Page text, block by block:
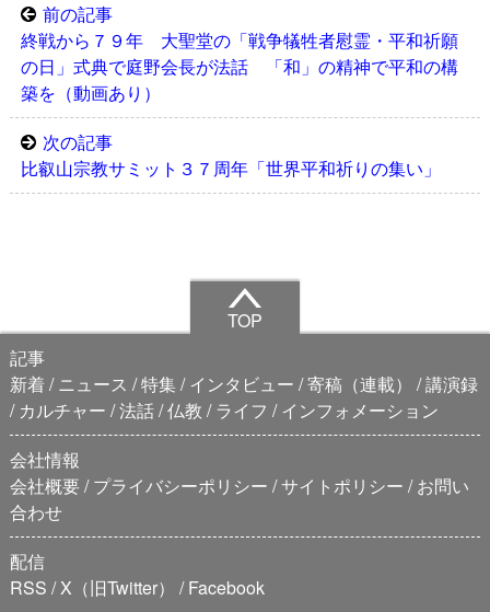
前の記事
終戦から７９年 大聖堂の「戦争犠牲者慰霊・平和祈願
の日」式典で庭野会長が法話 「和」の精神で平和の構
築を（動画あり）
次の記事
比叡山宗教サミット３７周年「世界平和祈りの集い」
TOP
記事
新着
ニュース 特集 インタビュー 寄稿（連載）
講演録
カルチャー 法話 仏教 ライフ
インフォメーション
会社情報
会社概要 プライバシーポリシー サイトポリシー
お問い
合わせ
配信
RSS X（旧Twitter） Facebook